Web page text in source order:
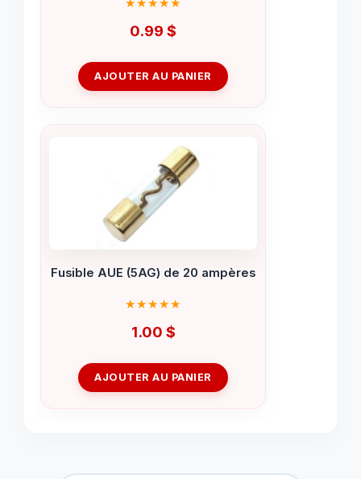
0.99 $
AJOUTER AU PANIER
Fusible AUE (5AG) de 20 ampères
1.00 $
AJOUTER AU PANIER